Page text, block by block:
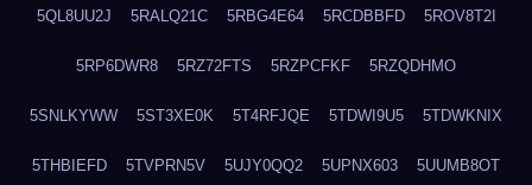
5QL8UU2J 5RALQ21C 5RBG4E64 5RCDBBFD 5ROV8T2I
5RP6DWR8 5RZ72FTS 5RZPCFKF 5RZQDHMO
5SNLKYWW 5ST3XE0K 5T4RFJQE 5TDWI9U5 5TDWKNIX
5THBIEFD 5TVPRN5V 5UJY0QQ2 5UPNX603 5UUMB8OT